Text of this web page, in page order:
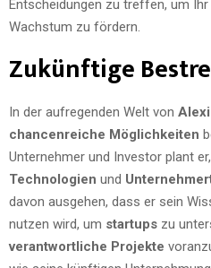
Entscheidungen zu treffen, um
Wachstum zu fördern.
Zukünftige
In der aufregenden Welt von
chancenreiche Möglichkeiten
Unternehmer und Investor plant
Technologien und
davon ausgehen, dass er sein
nutzen wird, um startups zu
verantwortliche Projekte